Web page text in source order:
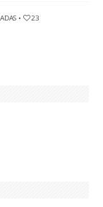
• 23